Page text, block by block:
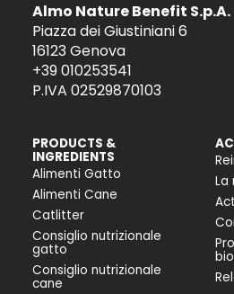
Almo Nature Benefit S.p.A.
Piazza dei Giustiniani 6
16123 Genova
+39 010253541
P.IVA 02529870103
PRODUCTS &
INGREDIENTS
Alimenti Gatto
Alimenti Cane
Catlitter
Consiglio nutrizionale
gatto
Consiglio nutrizionale
cane
La